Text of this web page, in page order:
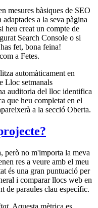
mesures bàsiques de SEO
a la seva pàgina
heu creat un compte de
Search Console o si
fet, bona feina!
a Fetes.
automàticament en
Lloc setmanals
auditoria del lloc identifica
que heu completat en el
a la secció Oberta.
però no m'importa la meva
res a veure amb el meu
és una gran puntuació per
i comparar llocs web en
de paraules clau específic.
. Aquesta mètrica es